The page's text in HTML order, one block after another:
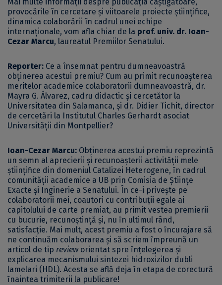
provocările în cercetare și viitoarele proiecte științifice,
dinamica colaborării în cadrul unei echipe
internaționale, vom afla chiar de la prof. univ. dr. Ioan-
Cezar Marcu, laureatul Premiilor Senatului.
Reporter: Ce a însemnat pentru dumneavoastră
obținerea acestui premiu? Cum au primit recunoașterea
meritelor academice colaboratorii dumneavoastră, dr.
Mayra G. Álvarez, cadru didactic și cercetător la
Universitatea din Salamanca, și dr. Didier Tichit, director
de cercetări la Institutul Charles Gerhardt asociat
Universităţii din Montpellier?
Ioan-Cezar Marcu: Obţinerea acestui premiu reprezintă
un semn al aprecierii şi recunoaşterii activităţii mele
ştiinţifice din domeniul Catalizei Heterogene, ȋn cadrul
comunităţii academice a UB prin Comisia de Ştiinţe
Exacte şi Inginerie a Senatului. În ce-i priveș­te pe
colaboratorii mei, coautori cu contribuţii egale ai
capitolului de carte premiat, au primit vestea premierii
cu bucurie, recunoştinţă şi, nu ȋn ultimul rând,
satisfacţie. Mai mult, acest premiu a fost o ȋncurajare să
ne continuăm colaborarea şi să scriem ȋmpreună un
articol de tip review orientat spre ȋnţelegerea şi
explicarea mecanismului sintezei hidroxizilor dubli
lamelari (HDL). Acesta se află deja ȋn etapa de corectură
ȋnaintea trimiterii la publicare!